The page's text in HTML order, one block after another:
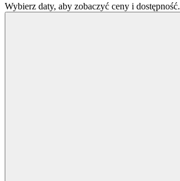
Wybierz daty, aby zobaczyć ceny i dostępność.